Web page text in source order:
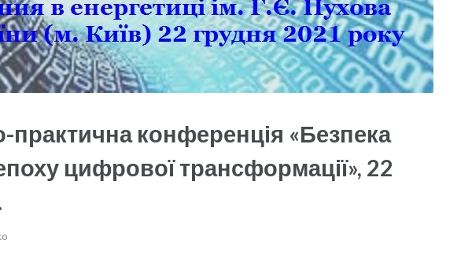
практична конференція «Безпека
цифрової трансформації», 22